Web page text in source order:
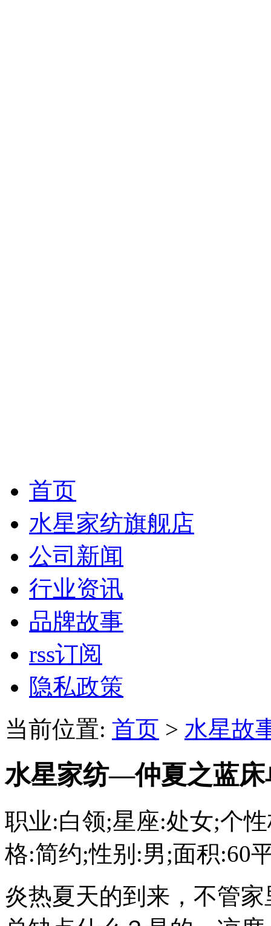
首页
水星家纺旗舰店
公司新闻
行业资讯
品牌故事
rss订阅
隐私政策
当前位置: 首页 > 水星故
水星家纺—仲夏之蓝床
职业:白领;星座:处女;个
格:简约;性别:男;面积:60
炎热夏天的到来，不管